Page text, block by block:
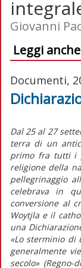
Giovanni
Leggi anche
Documenti,
Dal 25 al 27
terra di un
primo fra tutti i
religione della
pellegrinaggio
celebrava in
conversione al
Woytjla e il
una
«Lo sterminio di
generalmente
secolo» (Regno-